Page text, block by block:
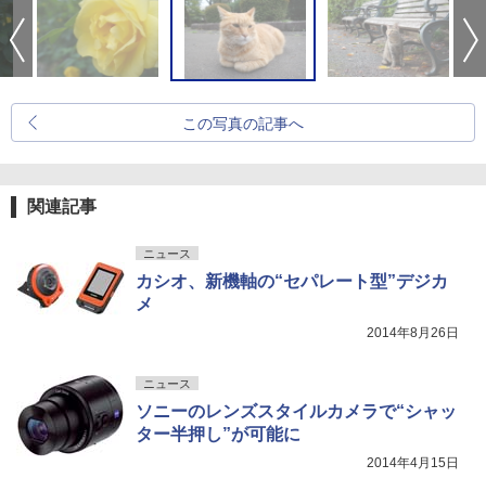
この写真の記事へ
関連記事
ニュース
カシオ、新機軸の“セパレート型”デジカ
メ
2014年8月26日
ニュース
ソニーのレンズスタイルカメラで“シャッ
ター半押し”が可能に
2014年4月15日